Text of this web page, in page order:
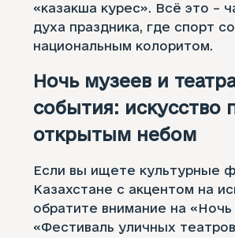
«казакша курес». Всё это –
духа праздника, где спорт
национальным колоритом.
Ночь музеев и
события: искусство
открытым небом
Если вы ищете культурные
Казахстане с акцентом на
обратите внимание на
«Фестиваль уличных